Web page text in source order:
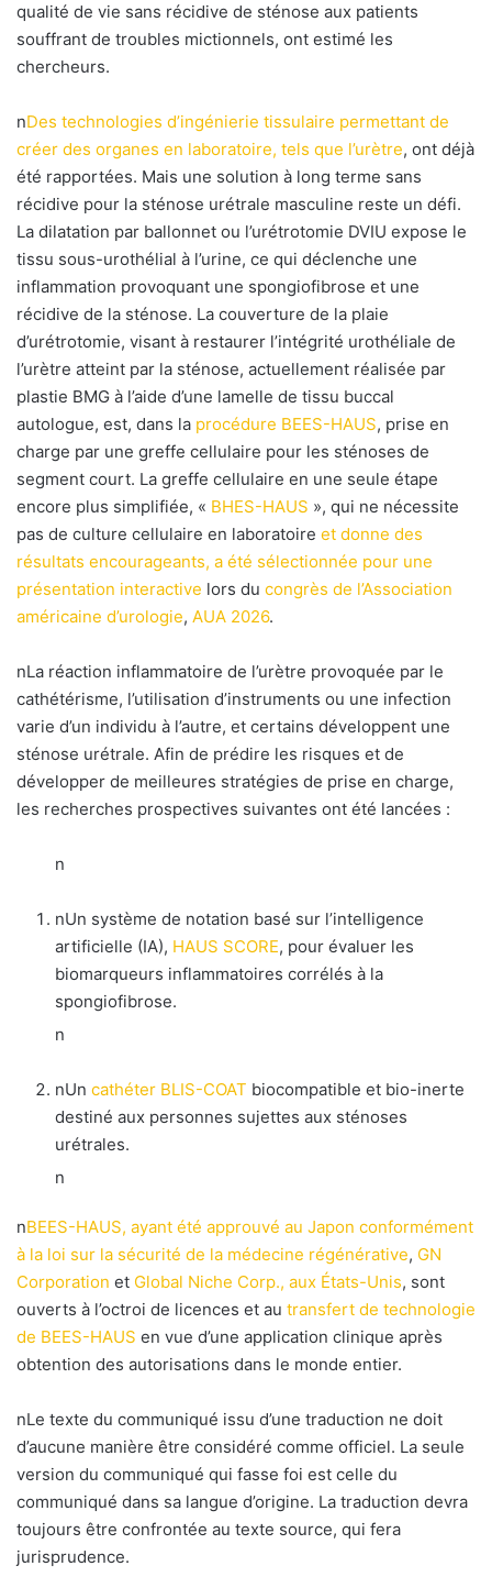
qualité de vie sans récidive de sténose aux patients
souffrant de troubles mictionnels, ont estimé les
chercheurs.
nDes technologies d’ingénierie tissulaire permettant de
créer des organes en laboratoire, tels que l’urètre, ont déjà
été rapportées. Mais une solution à long terme sans
récidive pour la sténose urétrale masculine reste un défi.
La dilatation par ballonnet ou l’urétrotomie DVIU expose le
tissu sous-urothélial à l’urine, ce qui déclenche une
inflammation provoquant une spongiofibrose et une
récidive de la sténose. La couverture de la plaie
d’urétrotomie, visant à restaurer l’intégrité urothéliale de
l’urètre atteint par la sténose, actuellement réalisée par
plastie BMG à l’aide d’une lamelle de tissu buccal
autologue, est, dans la procédure BEES-HAUS, prise en
charge par une greffe cellulaire pour les sténoses de
segment court. La greffe cellulaire en une seule étape
encore plus simplifiée, « BHES-HAUS », qui ne nécessite
pas de culture cellulaire en laboratoire et donne des
résultats encourageants, a été sélectionnée pour une
présentation interactive lors du congrès de l’Association
américaine d’urologie, AUA 2026.
nLa réaction inflammatoire de l’urètre provoquée par le
cathétérisme, l’utilisation d’instruments ou une infection
varie d’un individu à l’autre, et certains développent une
sténose urétrale. Afin de prédire les risques et de
développer de meilleures stratégies de prise en charge,
les recherches prospectives suivantes ont été lancées :
n
nUn système de notation basé sur l’intelligence
artificielle (IA), HAUS SCORE, pour évaluer les
biomarqueurs inflammatoires corrélés à la
spongiofibrose.
n
nUn cathéter BLIS-COAT biocompatible et bio-inerte
destiné aux personnes sujettes aux sténoses
urétrales.
n
nBEES-HAUS, ayant été approuvé au Japon conformément
à la loi sur la sécurité de la médecine régénérative, GN
Corporation et Global Niche Corp., aux États-Unis, sont
ouverts à l’octroi de licences et au transfert de technologie
de BEES-HAUS en vue d’une application clinique après
obtention des autorisations dans le monde entier.
nLe texte du communiqué issu d’une traduction ne doit
d’aucune manière être considéré comme officiel. La seule
version du communiqué qui fasse foi est celle du
communiqué dans sa langue d’origine. La traduction devra
toujours être confrontée au texte source, qui fera
jurisprudence.